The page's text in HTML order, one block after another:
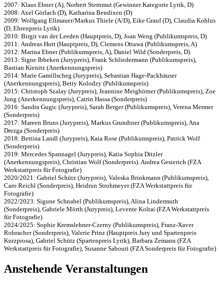
2007: Klaus Ebner (A), Norbert Sternmut (Gewinner Kategorie Lyrik, D)
2008: Axel Görlach (D), Katharina Bendixen (D)
2009: Wolfgang Ellmauer/Markus Thiele (A/D), Eike Grauf (D), Claudia Kohlus
(D, Ehrenpreis Lyrik)
2010: Birgit van der Leeden (Hauptpreis, D), Joan Weng (Publikumspreis, D)
2011: Andreas Hutt (Hauptpreis, D), Clemens Ottawa (Publikumspreis, A)
2012: Marina Ebner (Publikumspreis, A), Daniel Wild (Sonderpreis, D)
2013: Signe Ibbeken (Jurypreis), Frank Schliedermann (Publikumspreis),
Bastian Kienitz (Anerkennungspreis)
2014: Marie Gamillscheg (Jurypreis), Sebastian Hage-Packhäuser
(Anerkennungspreis), Betty Kolodzy (Publikumspreis)
2015: Christoph Szalay (Jurypreis), Jeannine Meighörner (Publikumspreis), Zoe
Jung (Anerkennungspreis), Catrin Hassa (Sonderpreis)
2016: Sandra Gugic (Jurypreis), Sarah Berger (Publikumspreis), Verena Mermer
(Sonderpreis)
2017: Mareen Bruns (Jurypreis), Markus Grundtner (Publikumspreis), Ana
Drezga (Sonderpreis)
2018: Bettina Landl (Jurypreis), Kaia Rose (Publikumspreis), Patrick Wolf
(Sonderpreis)
2019: Mercedes Spannagel (Jurypreis), Katia Sophia Ditzler
(Anerkennungspreis), Christian Wolf (Sonderpreis). Andrea Gesierich (FZA
Werkstattpreis für Fotografie)
2020/2021: Gabriel Schütz (Jurypreis), Valeska Brinkmann (Publikumspreis),
Caro Reichl (Sonderpreis), Heidrun Strohmeyer (FZA Werkstattpreis für
Fotografie)
2022/2023: Sigune Schnabel (Publikumspreis), Alina Lindermuth
(Sonderpreis), Gabriele Mörth (Jurypreis), Levente Koltai (FZA Werkstattpreis
für Fotografie)
2024/2025: Sophie Kremslehner-Czerny (Publikumspreis), Franz-Xaver
Rohracher (Sonderpreis), Valerie Prinz (Hauptpreis Jury und Spartenpreis
Kurzprosa), Gabriel Schütz (Spartenpreis Lyrik), Barbara Zemann (FZA
Werkstattpreis für Fotografie), Susanne Sabouri (FZA Sonderpreis für Fotografie)
Anstehende Veranstaltungen